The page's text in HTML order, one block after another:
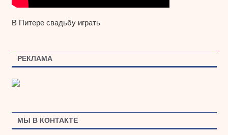
В Питере свадьбу играть
РЕКЛАМА
МЫ В КОНТАКТЕ